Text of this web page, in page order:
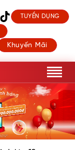
Khuyến Mãi
TUYỂN DỤNG